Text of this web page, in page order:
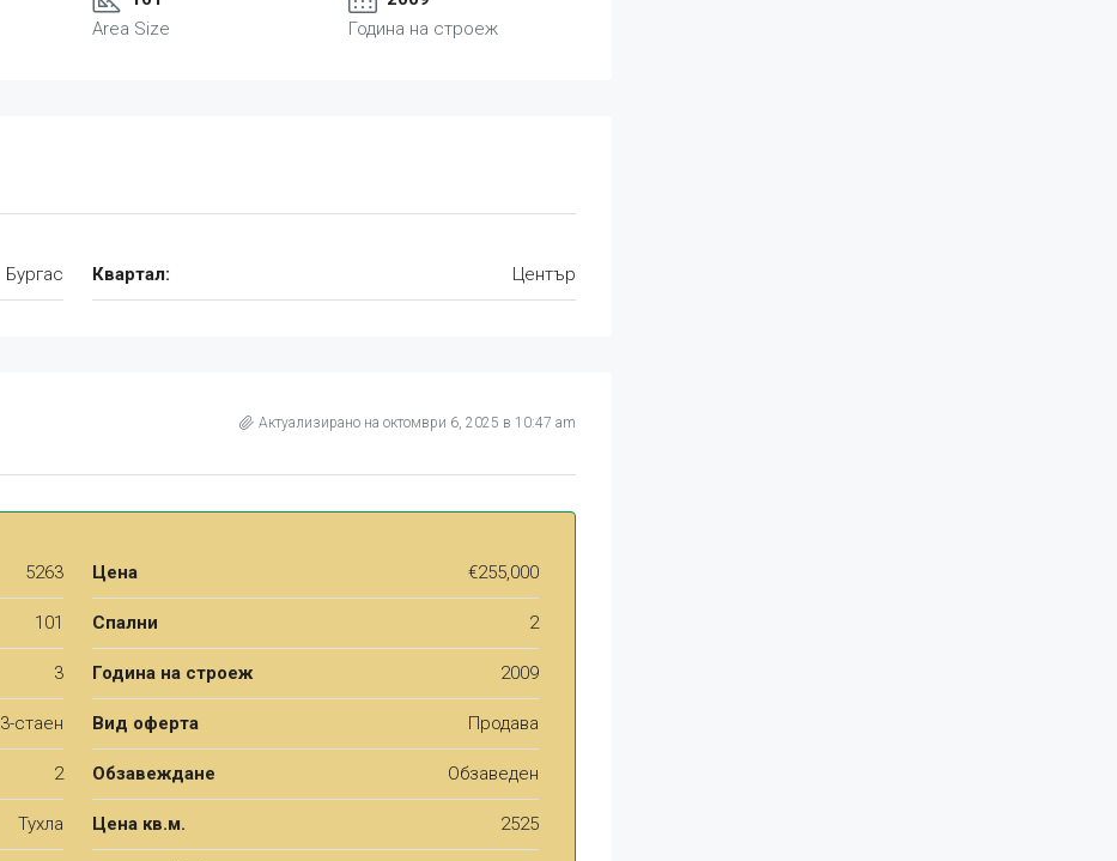
Area Size
Година на строеж
Бургас Квартал: Център
Актуализирано на октомври 6, 2025 в 10:47 am
5263 Цена €255,000
101 Спални 2
3 Година на строеж 2009
3-стаен Вид оферта Продава
2 Обзавеждане Обзаведен
Тухла Цена кв.м. 2525